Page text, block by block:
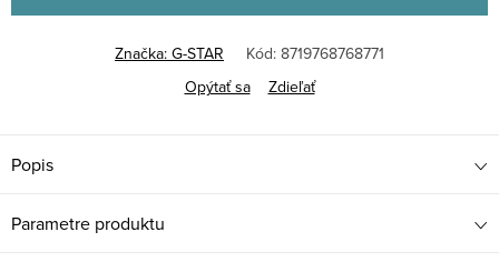
Značka: G-STAR Kód: 8719768768771
Opýtať sa
Zdieľať
Popis
Parametre produktu